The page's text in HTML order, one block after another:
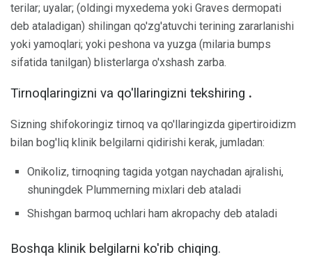
terilar; uyalar; (oldingi myxedema yoki Graves dermopati
deb ataladigan) shilingan qo'zg'atuvchi terining zararlanishi
yoki yamoqlari; yoki peshona va yuzga (milaria bumps
sifatida tanilgan) blisterlarga o'xshash zarba.
Tirnoqlaringizni va qo'llaringizni tekshiring .
Sizning shifokoringiz tirnoq va qo'llaringizda gipertiroidizm
bilan bog'liq klinik belgilarni qidirishi kerak, jumladan:
Onikoliz, tirnoqning tagida yotgan naychadan ajralishi,
shuningdek Plummerning mixlari deb ataladi
Shishgan barmoq uchlari ham akropachy deb ataladi
Boshqa klinik belgilarni ko'rib chiqing.